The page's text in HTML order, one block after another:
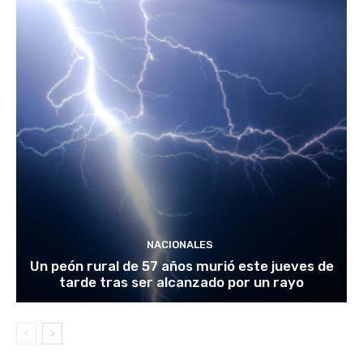
NACIONALES
Un peón rural de 57 años murió este jueves de
tarde tras ser alcanzado por un rayo